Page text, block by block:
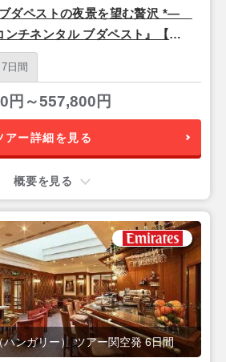
ダペストの夜景を望む贅沢 *―
ンチネンタル ブダペスト』【ブ
7日間
円～557,800円
アー詳細を見る
概要を見る
ハンガリー） ツアー関空発 6日間